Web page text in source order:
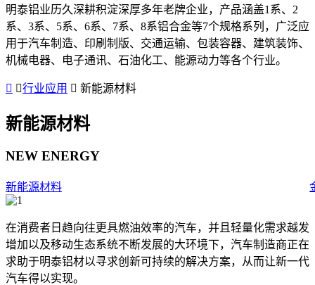
明泰铝业历久深耕积淀深厚多年老牌企业，产品涵盖1系、2
系、3系、5系、6系、7系、8系铝合金等7个规格系列，广泛应
用于汽车制造、印刷制版、交通运输、包装容器、建筑装饰、
机械电器、电子通讯、石油化工、能源动力等各个行业。
行业应用 新能源材料
新能源材料
NEW ENERGY
新能源材料
在消费者日趋向往更具燃油效率的汽车，并且轻量化需求越发
增加以及移动生态系统不断发展的大环境下，汽车制造商正在
求助于明泰铝材以寻求创新可持续的解决方案，从而让新一代
汽车得以实现。